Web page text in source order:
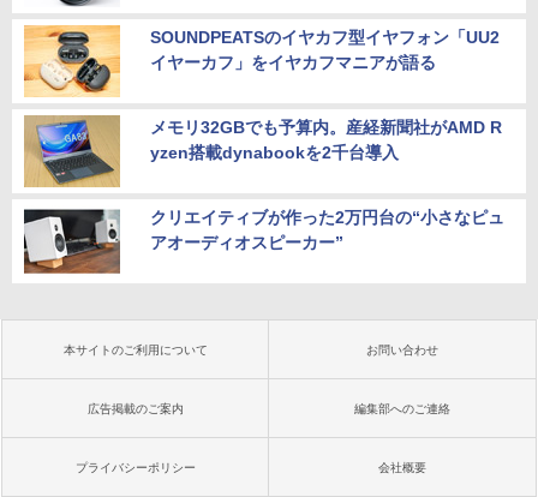
SOUNDPEATSのイヤカフ型イヤフォン「UU2
イヤーカフ」をイヤカフマニアが語る
メモリ32GBでも予算内。産経新聞社がAMD R
yzen搭載dynabookを2千台導入
クリエイティブが作った2万円台の“小さなピュ
アオーディオスピーカー”
本サイトのご利用について お問い合わせ
広告掲載のご案内 編集部へのご連絡
プライバシーポリシー 会社概要